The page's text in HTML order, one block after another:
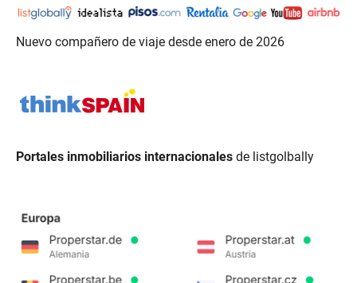
Nuevo compañero de viaje desde enero de 2026
Portales inmobiliarios internacionales de listgolbally